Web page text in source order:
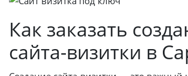
Как заказать
сайта-визитки в